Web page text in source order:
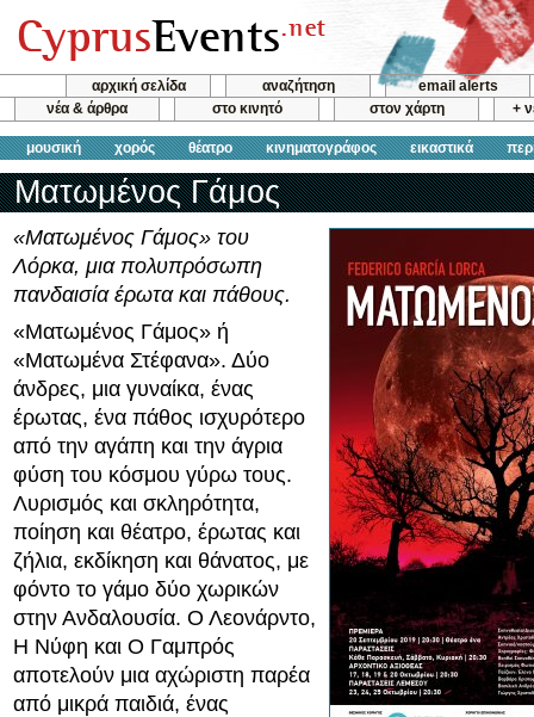
αρχική σελίδα αναζήτηση
email alerts
νέα & άρθρα
στο κινητό στον χάρτη +
μουσική χορός θέατρο κινηματογράφος εικαστικά
Ματωμένος Γάμος
«Ματωμένος Γάμος» του
Λόρκα, μια πολυπρόσωπη
πανδαισία έρωτα και πάθους.
«Ματωμένος Γάμος» ή
«Ματωμένα Στέφανα». Δύο
άνδρες, μια γυναίκα, ένας
έρωτας, ένα πάθος ισχυρότερο
από την αγάπη και την άγρια
φύση του κόσμου γύρω τους.
Λυρισμός και σκληρότητα,
ποίηση και θέατρο, έρωτας και
ζήλια, εκδίκηση και θάνατος, με
φόντο το γάμο δύο χωρικών
στην Ανδαλουσία. Ο Λεονάρντο,
Η Νύφη και Ο Γαμπρός
αποτελούν μια αχώριστη παρέα
από μικρά παιδιά, ένας